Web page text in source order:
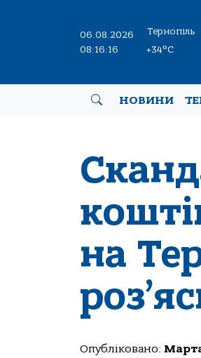
06.08.2026
08:16:17
Тернопіль
+34°C
НОВИНИ
на
Опубліковано: